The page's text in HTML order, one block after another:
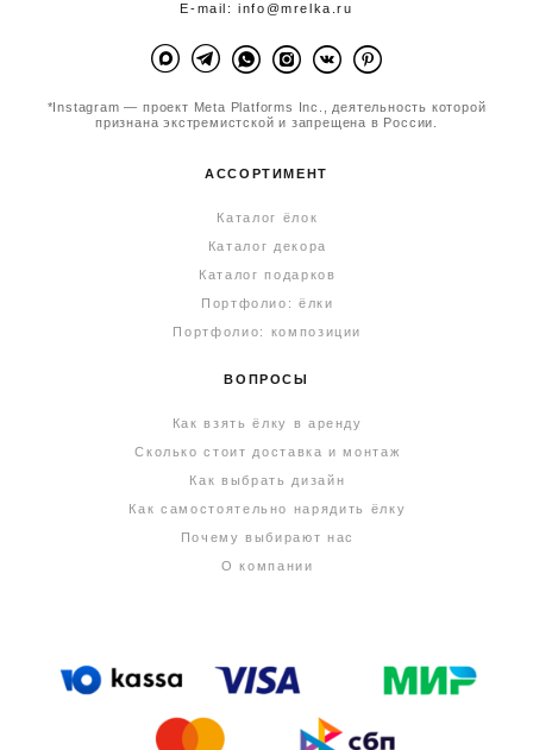
E-mail: info@mrelka.ru
*Instagram — проект Meta Platforms Inc., деятельность которой
признана экстремистской и запрещена в России.
АССОРТИМЕНТ
Каталог ёлок
Каталог декора
Каталог подарков
Портфолио: ёлки
Портфолио: композиции
ВОПРОСЫ
Как взять ёлку в аренду
Сколько стоит доставка и монтаж
Как выбрать дизайн
Как самостоятельно нарядить ёлку
Почему выбирают нас
О компании